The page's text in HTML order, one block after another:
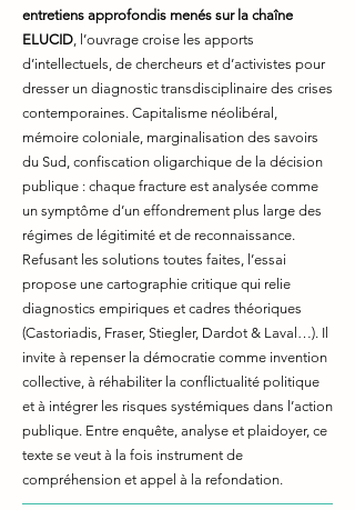
entretiens approfondis menés sur la chaîne
ELUCID, l’ouvrage croise les apports
d’intellectuels, de chercheurs et d’activistes pour
dresser un diagnostic transdisciplinaire des crises
contemporaines. Capitalisme néolibéral,
mémoire coloniale, marginalisation des savoirs
du Sud, confiscation oligarchique de la décision
publique : chaque fracture est analysée comme
un symptôme d’un effondrement plus large des
régimes de légitimité et de reconnaissance.
Refusant les solutions toutes faites, l’essai
propose une cartographie critique qui relie
diagnostics empiriques et cadres théoriques
(Castoriadis, Fraser, Stiegler, Dardot & Laval…). Il
invite à repenser la démocratie comme invention
collective, à réhabiliter la conflictualité politique
et à intégrer les risques systémiques dans l’action
publique. Entre enquête, analyse et plaidoyer, ce
texte se veut à la fois instrument de
compréhension et appel à la refondation.